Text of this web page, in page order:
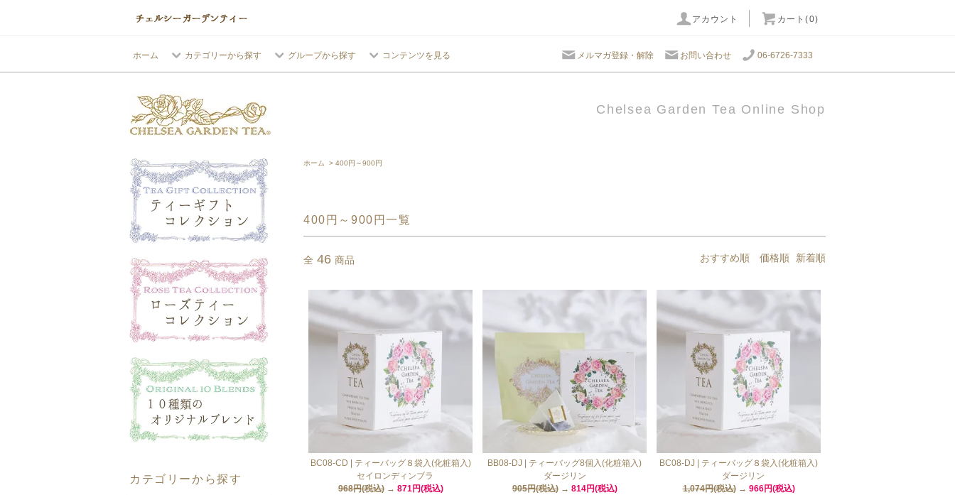
アカウント カート(0)
ホーム カテゴリーから探す グループから探す コンテンツを見る メルマガ登録・解除 お問い合わせ 06-6726-7333
Chelsea Garden Tea Online Shop
ホーム > 400円～900円
400円～900円一覧
全 46 商品 おすすめ順 価格順 新着順
BC08-CD | ティーバッグ８袋入(化粧箱入)
セイロンディンブラ
968円(税込)→ 871円(税込)
BB08-DJ | ティーバッグ8個入(化粧箱入)
ダージリン
905円(税込)→ 814円(税込)
BC08-DJ | ティーバッグ８袋入(化粧箱入)
ダージリン
1,074円(税込)→ 966円(税込)
カテゴリーから探す